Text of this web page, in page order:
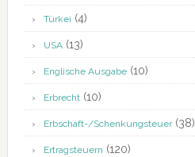
Türkei (4)
USA(13)
Englische Ausgabe(10)
Erbrecht(10)
Erbschaft-/Schenkungsteuer(38)
Ertragsteuern (120)